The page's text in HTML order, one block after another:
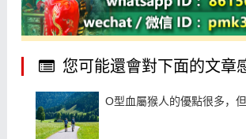
您可能還會對下面的文章
O型血屬猴人的優點很多，